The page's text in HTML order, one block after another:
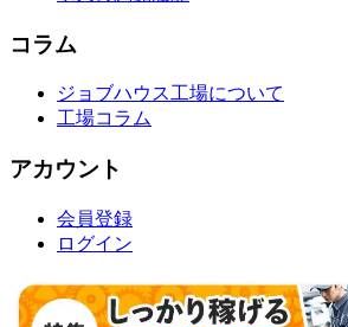
コラム
ジョブハウス工場について
工場コラム
アカウント
会員登録
ログイン